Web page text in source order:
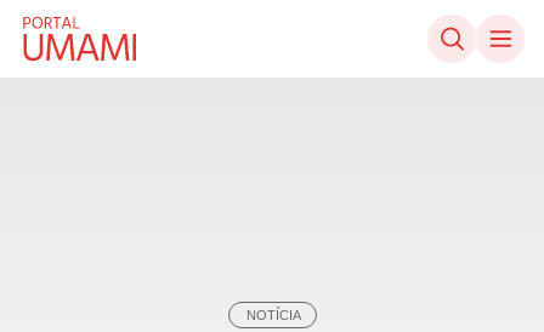
Ir direto ao conteúdo
NOTÍCIA